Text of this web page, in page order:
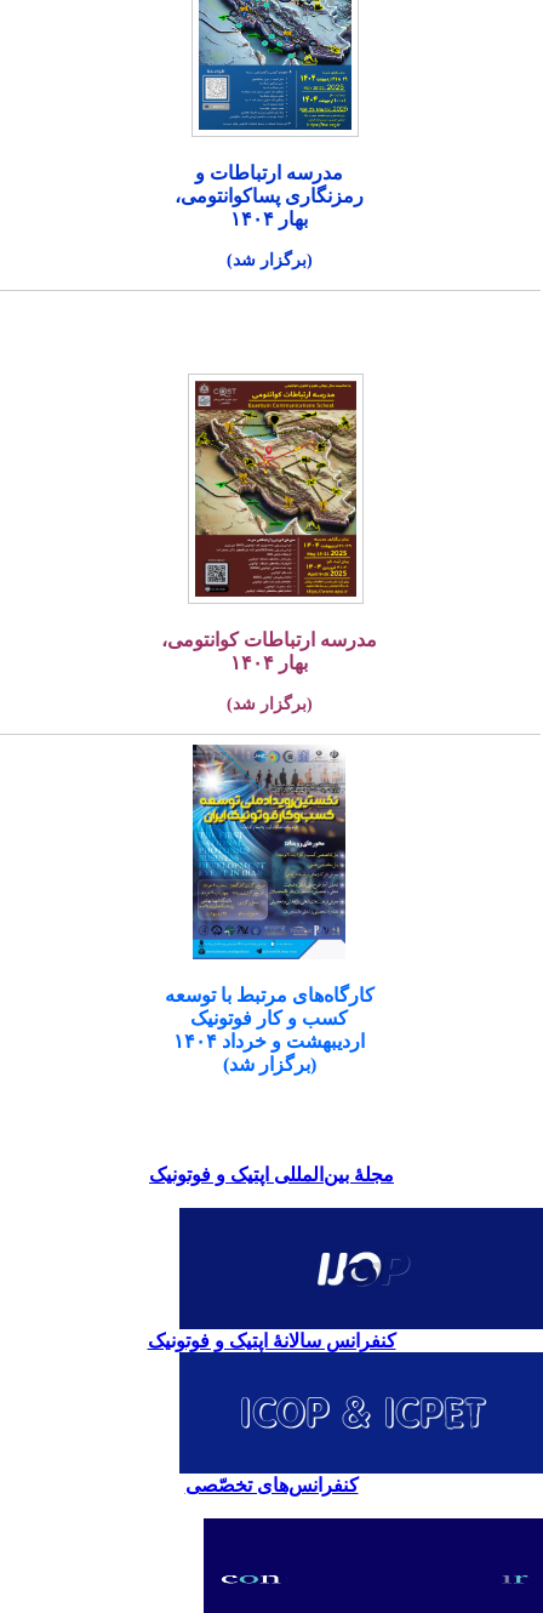
مدرسه ارتباطات و
رمزنگاری پساکوانتومی،
بهار ۱۴۰۴
(برگزار شد)
مدرسه ارتباطات کوانتومی،
بهار ۱۴۰۴
(برگزار شد)
کارگاه‌های مرتبط با توسعه
کسب و کار فوتونیک
اردیبهشت و خرداد ۱۴۰۴
(برگزار شد)
مجلۀ بین‌المللی اپتیک و فوتونیک
کنفرانس سالانۀ اپتیک و فوتونیک
کنفرانس‌های تخصّصی